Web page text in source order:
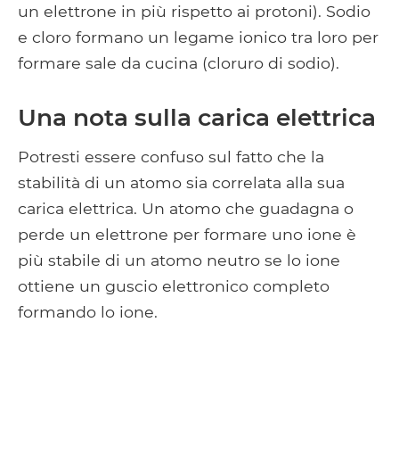
un elettrone in più rispetto ai protoni). Sodio
e cloro formano un legame ionico tra loro per
formare sale da cucina (cloruro di sodio).
Una nota sulla carica elettrica
Potresti essere confuso sul fatto che la
stabilità di un atomo sia correlata alla sua
carica elettrica. Un atomo che guadagna o
perde un elettrone per formare uno ione è
più stabile di un atomo neutro se lo ione
ottiene un guscio elettronico completo
formando lo ione.